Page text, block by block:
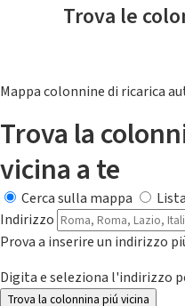
Trova le
Mappa colonnine di ricarica
Trova la
vicina a te
Cerca sulla mappa
Indirizzo
Prova a inserire un indirizzo
Digita e seleziona l'indirizzo
Trova la colonnina piú vicina